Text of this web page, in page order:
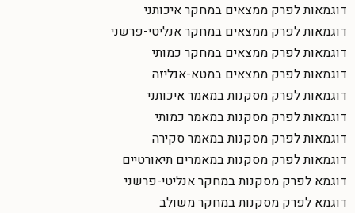
דוגמאות לפרק ממצאים במחקר איכותני
דוגמאות לפרק ממצאים במחקר אנליטי-פרשני
דוגמאות לפרק ממצאים במחקר כמותי
דוגמאות לפרק ממצאים במטא-אנליזה
דוגמאות לפרק מסקנות במאמר איכותני
דוגמאות לפרק מסקנות במאמר כמותי
דוגמאות לפרק מסקנות במאמר סקירה
דוגמאות לפרק מסקנות במאמרים תיאורטיים
דוגמא לפרק מסקנות במחקר אנליטי-פרשני
דוגמא לפרק מסקנות במחקר משולב